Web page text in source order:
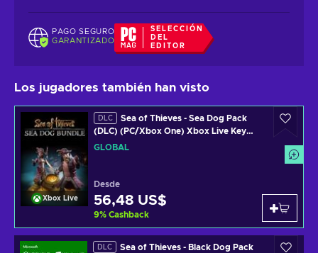
PAGO SEGURO
GARANTIZADO
SELECCIÓN
DEL
EDITOR
Los jugadores también han visto
Xbox Live
DLC
Sea of Thieves - Sea Dog Pack
(DLC) (PC/Xbox One) Xbox Live Key
GLOBAL
GLOBAL
Desde
56,48 US$
9% Cashback
DLC Sea of Thieves - Black Dog Pack